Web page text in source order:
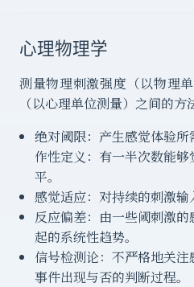
心理物理学
测量物理刺激强度（以物理
（以心理单位测量）之间的方
绝对阈限：产生感觉体验
作性定义：有一半次数能
平。
感觉适应：对持续的刺激输
反应偏差：由一些阈刺激
起的系统性趋势。
信号检测论：不严格地关
事件出现与否的判断过程。